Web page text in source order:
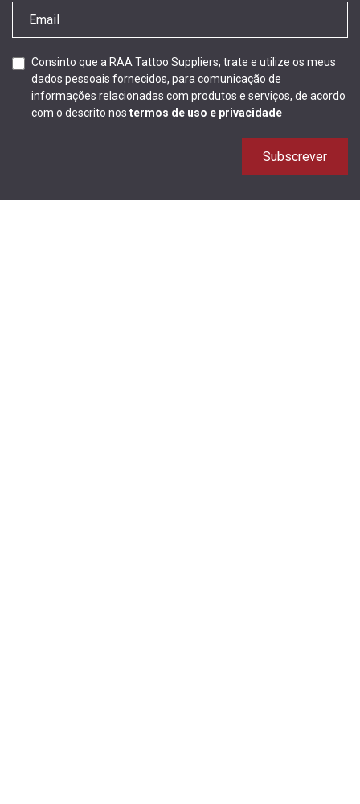
Consinto que a RAA Tattoo Suppliers, trate e utilize os meus
dados pessoais fornecidos, para comunicação de
informações relacionadas com produtos e serviços, de acordo
com o descrito nos termos de uso e privacidade
Subscrever